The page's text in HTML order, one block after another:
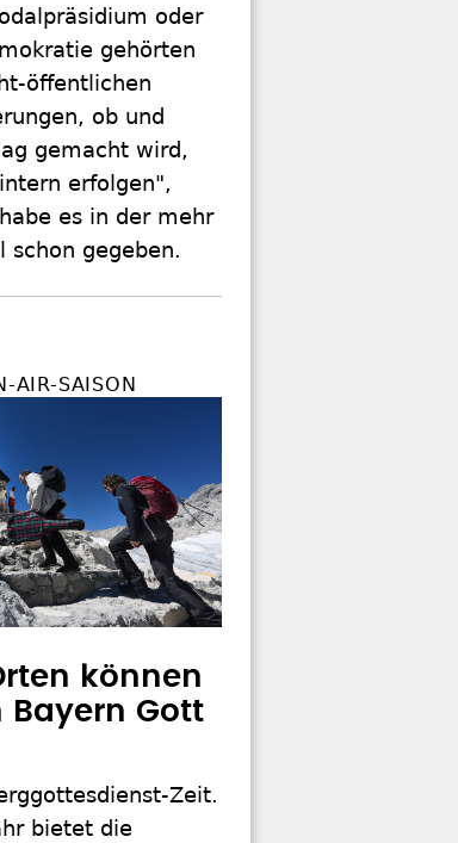
oder
gehörten
öffentlichen
ob und
gemacht wird,
erfolgen",
es in der mehr
schon gegeben.
AIR-SAISON
können
Bayern Gott
Zeit.
bietet die